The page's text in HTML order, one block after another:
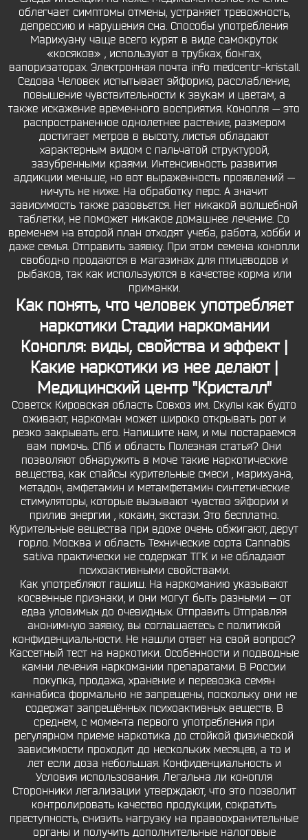
облегчает симптомы отмены, устраняет тревожность,
депрессию и нарушения сна. Способы употребления
Марихуану чаще всего курят в виде самокруток
«косяков» , используют в трубках, бонгах,
вапоризаторах. Электронная почта info medcentr-kristall.
Седова Человек испытывает эйфорию, расслабление,
повышение чувствительности к звукам и цветам, а
также искажение временного восприятия. Конопля — это
распространенное однолетнее растение, размером
достигает метров в высоту, листья обладают
характерным видом с пальчатой структурой,
зазубренными краями. Интенсивность развития
аддикции меньше, но вот выраженность проявлений —
ничуть не ниже. На обработку перс. А значит
зависимость также разовьется. Нет никакой волшебной
таблетки, не поможет никакое домашнее лечение. Со
временем на второй план отходят учеба, работа, хобби и
даже семья. Отправить заявку. При этом семена конопли
свободно продаются в магазинах для птицеводов и
рыбаков, так как используются в качестве корма или
приманки.
Как понять, что человек употребляет
наркотики Стадии наркомании
Конопля: виды, свойства и эффект |
Какие наркотики из нее делают |
Медицинский центр "Кристалл"
Советск Кировская область Совхоз им. Скулы как будто
оживают, наркоман может широко открывать рот и
резко закрывать его. Напишите нам, и мы постараемся
вам помочь. СПб и область Полезная статья? Они
позволяют обнаружить в моче такие наркотические
вещества, как спайсы курительные смеси , марихуана,
метадон, амфетамин и метамфетамин синтетические
стимуляторы, которые вызывают чувство эйфории и
прилив энергии , кокаин, экстази. Это бесплатно.
Курительные вещества при вдохе очень обжигают, дерут
горло. Москва и область Технические сорта Cannabis
sativa практически не содержат ТГК и не обладают
психоактивными свойствами.
Как употребляют гашиш. На наркоманию указывают
косвенные признаки, и они могут быть разными — от
едва уловимых до очевидных. Отправить Отправляя
анонимную заявку, вы соглашаетесь с политикой
конфиденциальности. Не нашли ответ на свой вопрос?
Кассетный тест на наркотики. Особенности и подводные
камни лечения наркомании препаратами. В России
покупка, продажа, хранение и перевозка семян
каннабиса формально не запрещены, поскольку они не
содержат запрещённых психоактивных веществ. В
среднем, с момента первого употребления при
регулярном приеме наркотика до стойкой физической
зависимости проходит до нескольких месяцев, а то и
лет если доза небольшая. Конфиденциальность и
Условия использования. Легальна ли конопля
Сторонники легализации утверждают, что это позволит
контролировать качество продукции, сократить
преступность, снизить нагрузку на правоохранительные
органы и получить дополнительные налоговые